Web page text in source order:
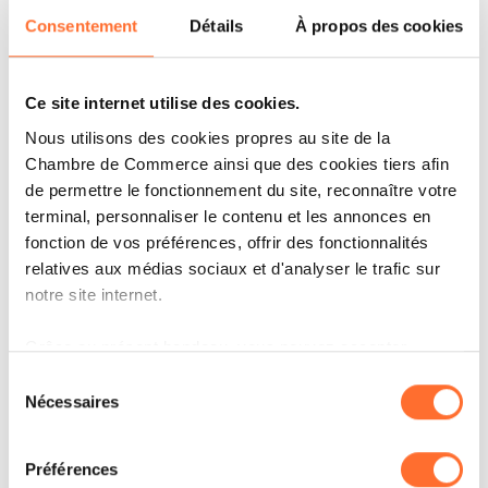
Consentement Détails À propos des cookies
Ce site internet utilise des cookies.
Nous utilisons des cookies propres au site de la
Chambre de Commerce ainsi que des cookies tiers afin
de permettre le fonctionnement du site, reconnaître votre
terminal, personnaliser le contenu et les annonces en
fonction de vos préférences, offrir des fonctionnalités
relatives aux médias sociaux et d'analyser le trafic sur
notre site internet.
Grâce au présent bandeau, vous pouvez accepter,
à l’exception des cookies strictement nécessaires au
fonctionnement du site. Une description des différents
cookies est accessible sous l’onglet « Détails » ci-
dessus.
Nécessaires
Préférences
bureaux et la logistique sont estimés à 5%
4,85%, pour les shopping centers à 5,75% et le
retail warehousing à 5,80%. A Luxembourg les
rendements « prime » des bureaux sont estimés
à 4,5%, tandis que pour la logistique ils sont à
5,5%, pour les commerces à 4,75%, le retail
warehousing à 5,80% et enfin les shopping
Cependant, si 59% des répondants prévoient la
stabilité pour les rendements des bureaux, en
ce qui concerne la Logistique ils ne sont que